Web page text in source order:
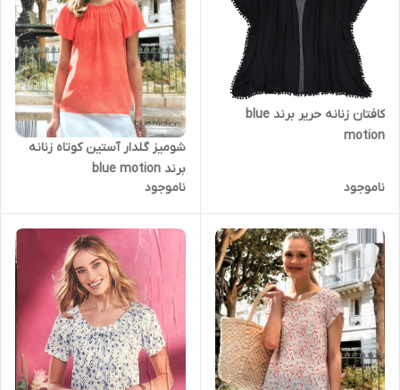
کافتان زنانه حریر برند blue
motion
ناموجود
شومیز گلدار آستین کوتاه زنانه
برند blue motion
ناموجود